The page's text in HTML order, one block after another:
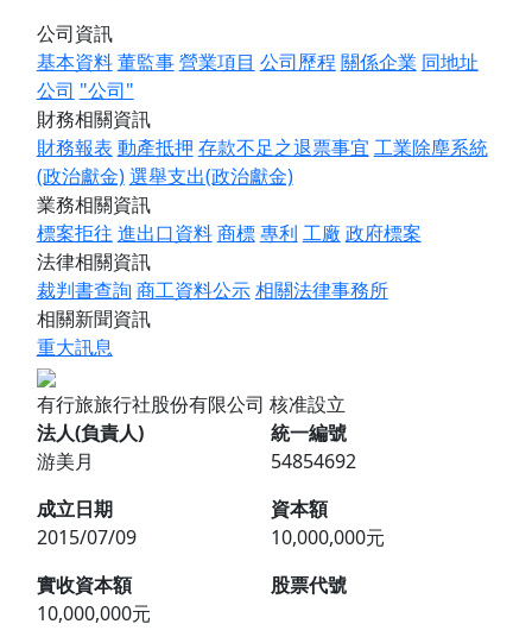
公司資訊
基本資料董監事營業項目 公司歷程 關係企業 同地址
公司 "公司"
財務相關資訊
財務報表 動產抵押 存款不足之退票事宜 工業除塵系統
(政治獻金)選舉支出(政治獻金)
業務相關資訊
標案拒往 進出口資料商標專利 工廠 政府標案
法律相關資訊
裁判書查詢 商工資料公示相關法律事務所
相關新聞資訊
重大訊息
有行旅旅行社股份有限公司 核准設立
法人(負責人)
游美月
統一編號
54854692
成立日期
2015/07/09
資本額
10,000,000元
實收資本額
10,000,000元
股票代號